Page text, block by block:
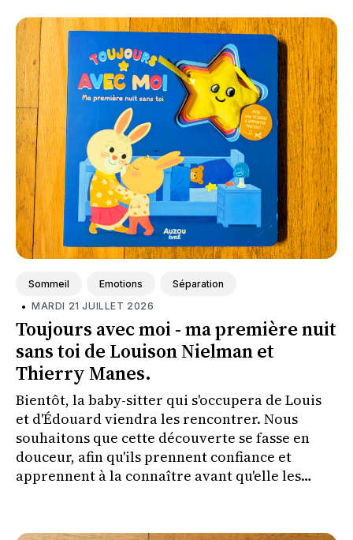
Sommeil Emotions Séparation
• MARDI 21 JUILLET 2026
Toujours avec moi - ma première nuit
sans toi de Louison Nielman et
Thierry Manes.
Bientôt, la baby-sitter qui s'occupera de Louis
et d'Édouard viendra les rencontrer. Nous
souhaitons que cette découverte se fasse en
douceur, afin qu'ils prennent confiance et
apprennent à la connaître avant qu'elle les